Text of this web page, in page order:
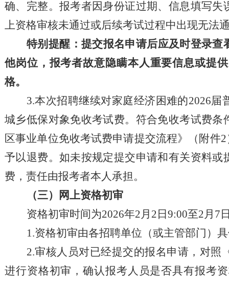
确、完整。报考者因身份证过期、信息填写
上资格审核未通过或后续考试过程中出现无法
特别提醒：提交报名申请后应及时登录
他岗位 ，报考者故意隐瞒本人重要信息或提
格。
3.本次招聘继续对家庭经济困难的2026届
城乡低保对象免收考试费。符合免收考试费
区事业单位免收考试费申请提交流程》（附件2
予以退费。如未按规定提交申请和有关资料或
费，责任由报考者本人承担。
（三）网上资格初审
资格初审时间为2026年2月 2 日 9:00至2月 7
1.资格初审由各招聘单位（或主管部门）
2.审核人员对已经提交的报名申请，对照
进行资格初审，确认报考人员是否具有报考